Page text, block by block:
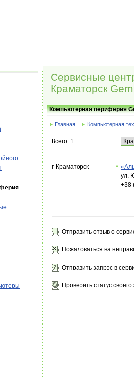
Сервисные
Краматорск
Компьютерная периферия
Главная Компьютерная
Всего: 1
г. Краматорск
ул.
+38
Отправить отзыв о
Пожаловаться на
Отправить запрос в
Проверить статус своего